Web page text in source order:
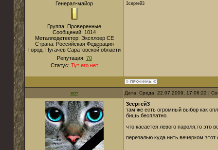
Генерал-майор
Группа: Проверенные
Сообщений: 1014
Металлодетектор: Эксплоер СЕ
Страна: Российская Федерация
Город: Пугачев Саратовской области
Репутация: 70
Статус: Тут его нет
3сергей3
кот Дата: Среда, 22.07.2009, 17:06:22 |
3сергей3
там же есть огромный выбор как
бишь бесплатно.
что касается левого пароля,то это
перезалью куда нить вечерком этот